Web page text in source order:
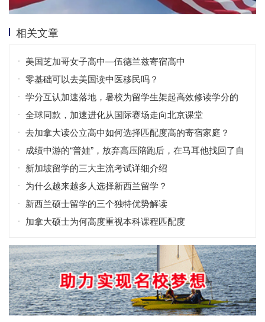
相关文章
美国芝加哥女子高中—伍德兰兹寄宿高中
零基础可以去美国读中医移民吗？
学分互认加速落地，暑校为留学生架起高效修读学分的
桥梁
全球同款，加速进化从国际赛场走向北京课堂
去加拿大读公立高中如何选择匹配度高的寄宿家庭？
成绩中游的“普娃”，放弃高压陪跑后，在马耳他找回了自
信！
新加坡留学的三大主流考试详细介绍
为什么越来越多人选择新西兰留学？
新西兰硕士留学的三个独特优势解读
加拿大硕士为何高度重视本科课程匹配度